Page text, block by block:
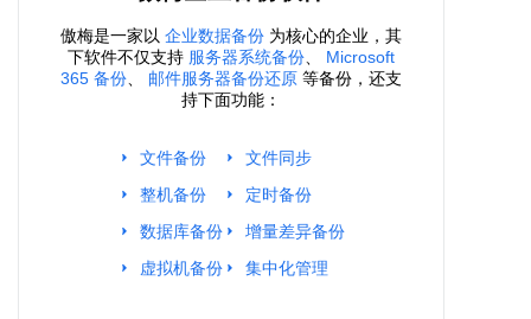
傲梅是一家以 企业数据备份 为核心的企业，其
下软件不仅支持 服务器系统备份
Microsoft
365 备份
邮件服务器备份还原 等备份，还支
持下面功能：
文件备份
整机备份
数据库备份
虚拟机备份
文件同步
定时备份
增量差异备份
集中化管理